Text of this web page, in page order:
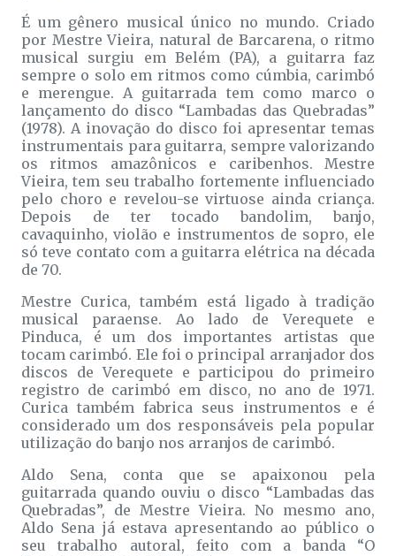
É um gênero musical único no mundo. Criado
por Mestre Vieira, natural de Barcarena, o ritmo
musical surgiu em Belém (PA), a guitarra faz
sempre o solo em ritmos como cúmbia, carimbó
e merengue. A guitarrada tem como marco o
lançamento do disco “Lambadas das Quebradas”
(1978). A inovação do disco foi apresentar temas
instrumentais para guitarra, sempre valorizando
os ritmos amazônicos e caribenhos. Mestre
Vieira, tem seu trabalho fortemente influenciado
pelo choro e revelou-se virtuose ainda criança.
Depois de ter tocado bandolim, banjo,
cavaquinho, violão e instrumentos de sopro, ele
só teve contato com a guitarra elétrica na década
de 70.
Mestre Curica, também está ligado à tradição
musical paraense. Ao lado de Verequete e
Pinduca, é um dos importantes artistas que
tocam carimbó. Ele foi o principal arranjador dos
discos de Verequete e participou do primeiro
registro de carimbó em disco, no ano de 1971.
Curica também fabrica seus instrumentos e é
considerado um dos responsáveis pela popular
utilização do banjo nos arranjos de carimbó.
Aldo Sena, conta que se apaixonou pela
guitarrada quando ouviu o disco “Lambadas das
Quebradas”, de Mestre Vieira. No mesmo ano,
Aldo Sena já estava apresentando ao público o
seu trabalho autoral, feito com a banda “O